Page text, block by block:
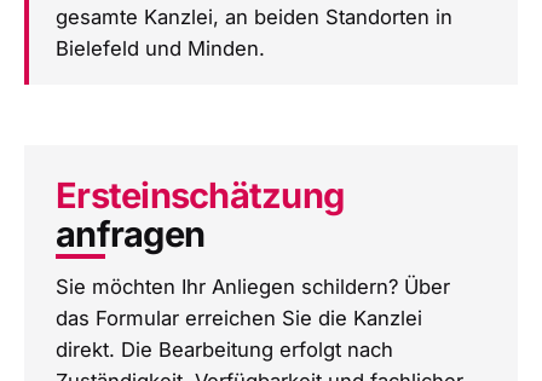
gesamte Kanzlei, an beiden Standorten in
Bielefeld und Minden.
Ersteinschätzung
anfragen
Sie möchten Ihr Anliegen schildern? Über
das Formular erreichen Sie die Kanzlei
direkt. Die Bearbeitung erfolgt nach